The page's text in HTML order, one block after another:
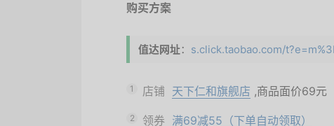
购买方案
值达网址： s.click.taobao.com/
1 店铺 天下仁和旗舰店 ,商品面价69元
2 领券 满69减55（下单自动领取）